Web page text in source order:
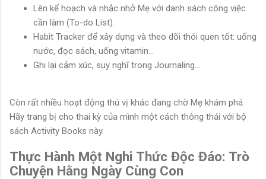
Lên kế hoạch và nhắc nhở Mẹ với danh sách công việc
cần làm (To-do List).
Habit Tracker để xây dựng và theo dõi thói quen tốt: uống
nước, đọc sách, uống vitamin...
Ghi lại cảm xúc, suy nghĩ trong Journaling...
Còn rất nhiều hoạt động thú vị khác đang chờ Mẹ khám phá.
Hãy trang bị cho thai kỳ của mình một cách thông thái với bộ
sách Activity Books này.
Thực Hành Một Nghi Thức Độc Đáo: Trò
Chuyện Hằng Ngày Cùng Con